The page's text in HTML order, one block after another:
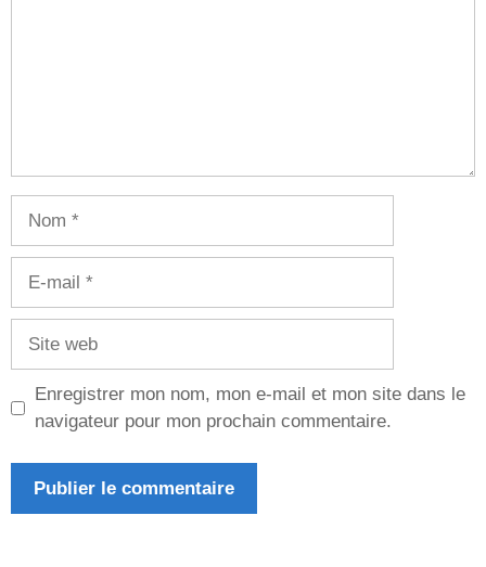
Enregistrer mon nom, mon e-mail et mon site dans le
navigateur pour mon prochain commentaire.